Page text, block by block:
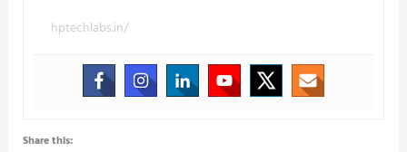
hptechlabs.in/
Share this: